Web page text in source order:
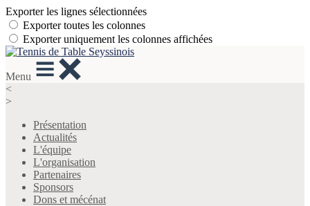
Exporter les lignes sélectionnées
Exporter toutes les colonnes
Exporter uniquement les colonnes affichées
Menu
<
>
Présentation
Actualités
L'équipe
L'organisation
Partenaires
Sponsors
Dons et mécénat